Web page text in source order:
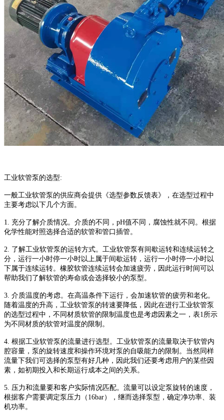
工业软管泵 的选型:
一般工业软管泵 的供应商会提供《选型参数反馈表》，在选型过程中
主要考虑以下几个方面。
1. 充分了解介质情况。介质的不同， pH值不同，腐蚀性就不同。根据
化学性能对照选择合适的软管和管口插管。
2. 了解工业软管泵 的运转方式。 工业软管泵有间歇运转和连续运转之
分，运行一小时停一小时以上属于间歇运转，运行一小时停一小时以
下属于连续运转。橡胶软管连续运转会加速疲劳，因此运行时间可以
帮助我们了解软管的寿命或会选择较小的泵型。
3. 介质温度的考虑。在高温条件下运行，会加速软管的疲劳和老化。
随着温度的升高， 工业软管泵 的转速要降低，因此在进行工业软管泵
的选型过程中，不同材质软管的限制温度也是考虑因素之一，表1所示
为不同材质的软管对温度的限制。
4. 根据工业软管泵 的流量进行选型。 工业软管泵 的流量取决于软管内
腔容量，泵的旋转速度和操作环境对泵的自吸能力的限制。当然同样
流量下我们可选择的泵型有好几种，因此我们还要考虑用户的某些因
素，如初期投入和长期运行成本之间的关系。
5. 压力和流量要和客户实际情况匹配。流量可以设定泵旋转的速度，
根据客户需要调定泵压力（ 16bar），继而选择泵型，确定净功率、装
机功率。